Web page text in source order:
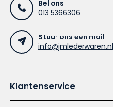
Bel ons
013 5366306
Stuur ons een mail
info@jmlederwaren.nl
Klantenservice